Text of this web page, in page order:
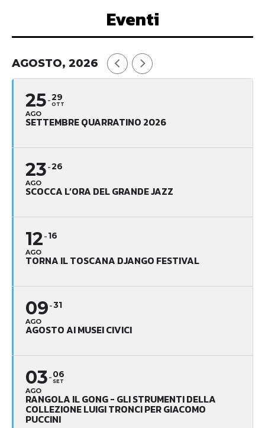
Eventi
AGOSTO, 2026
25
AGO
29
OTT
SETTEMBRE QUARRATINO 2026
23
AGO
26
SCOCCA L’ORA DEL GRANDE JAZZ
12
AGO
16
TORNA IL TOSCANA DJANGO FESTIVAL
09
AGO
31
AGOSTO AI MUSEI CIVICI
03
AGO
06
SET
RANGOLA IL GONG - GLI STRUMENTI DELLA
COLLEZIONE LUIGI TRONCI PER GIACOMO
PUCCINI